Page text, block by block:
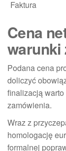
Faktura
Cena
warunki
Podana cena
doliczyć
finalizacją
zamówienia.
Wraz z
homologację
formalnej